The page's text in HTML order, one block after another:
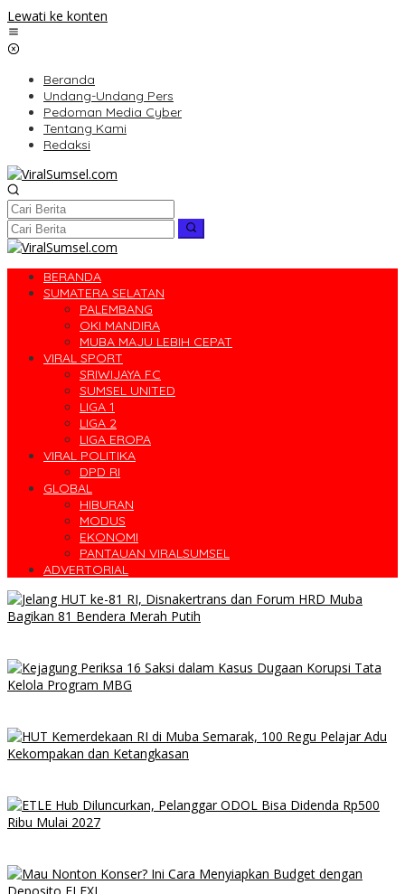
Lewati ke konten
Beranda
Undang-Undang Pers
Pedoman Media Cyber
Tentang Kami
Redaksi
BERANDA
SUMATERA SELATAN
PALEMBANG
OKI MANDIRA
MUBA MAJU LEBIH CEPAT
VIRAL SPORT
SRIWIJAYA FC
SUMSEL UNITED
LIGA 1
LIGA 2
LIGA EROPA
VIRAL POLITIKA
DPD RI
GLOBAL
HIBURAN
MODUS
EKONOMI
PANTAUAN VIRALSUMSEL
ADVERTORIAL